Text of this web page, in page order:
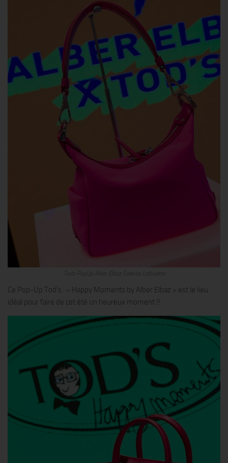
Ce Pop-Up Tod’s : « Happy Moments by Alber Elbaz » est le lieu
idéal pour faire de cet été un heureux moment !!